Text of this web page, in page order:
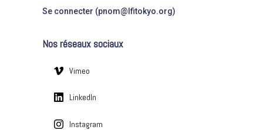
o
e
Se connecter (pnom@lfitokyo.org)
Nos réseaux sociaux
Vimeo
LinkedIn
Instagram